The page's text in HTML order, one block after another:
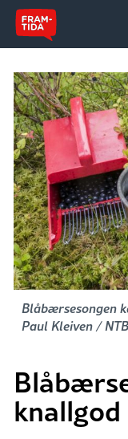
Blåbærsesongen
Paul Kleiven /
knallgod